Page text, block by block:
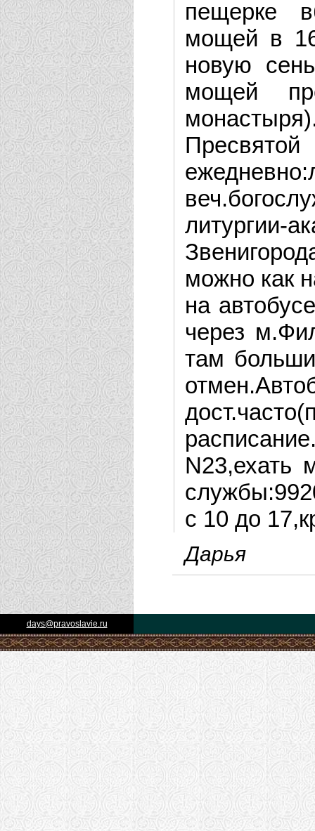
пещерке
мощей в
новую
мощей
литургии-
можно как
на
через
там
N23,ехать
с 10 до
Дарья
days@pravoslavie.ru